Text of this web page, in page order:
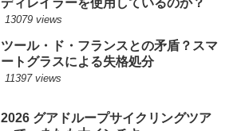
13079 views
ツール・ド・フランスとの矛盾？スマ
ートグラスによる失格処分
11397 views
2026 グアドループサイクリングツア